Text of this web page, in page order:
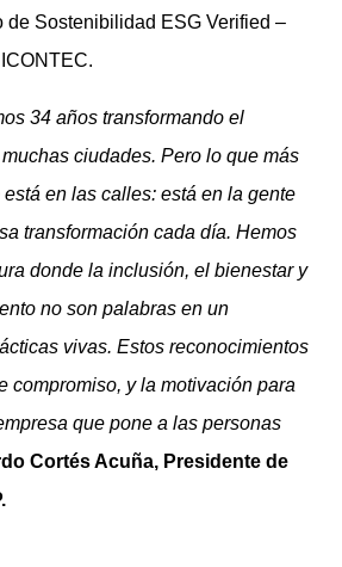
de Sostenibilidad ESG Verified –
34 años transformando el
ciudades. Pero lo que más
en las calles: está en la gente
transformación cada día. Hemos
donde la inclusión, el bienestar y
no son palabras en un
vivas. Estos reconocimientos
compromiso, y la motivación para
que pone a las personas
Cortés Acuña, Presidente de